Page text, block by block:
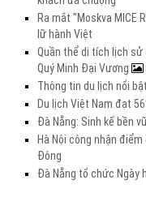
Ra mắt "Moskva MICE
lữ hành Việt
Quần thể di tích lịch sử
Quý Minh Đại Vương
Thông tin du lịch nổi
Du lịch Việt Nam đạt
Đà Nẵng: Sinh kế bền
Hà Nội công nhận
Đông
Đà Nẵng tổ chức Ngày